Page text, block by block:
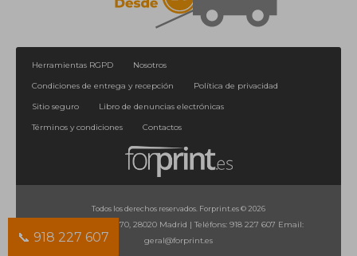
📞 918 227 607
Herramientas RGPD
Nosotros
Condiciones de entrega y recepción
Política de privacidad
Sitio seguro
Libro de denuncias electrónicas
Términos y condiciones
Contactos
Todos los derechos reservados. Forprint.es © 2026
Calle de Orense, 70, 28020 Madrid | Teléfons: 918 227 607 Email:
geral@forprint.es